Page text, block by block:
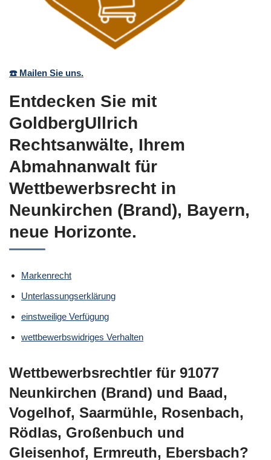
☎️ Mailen Sie uns.
Entdecken Sie mit
GoldbergUllrich
Rechtsanwälte, Ihrem
Abmahnanwalt für
Wettbewerbsrecht in
Neunkirchen (Brand), Bayern,
neue Horizonte.
Markenrecht
Unterlassungserklärung
einstweilige Verfügung
wettbewerbswidriges Verhalten
Wettbewerbsrechtler für 91077
Neunkirchen (Brand) und Baad,
Vogelhof, Saarmühle, Rosenbach,
Rödlas, Großenbuch und
Gleisenhof, Ermreuth, Ebersbach?